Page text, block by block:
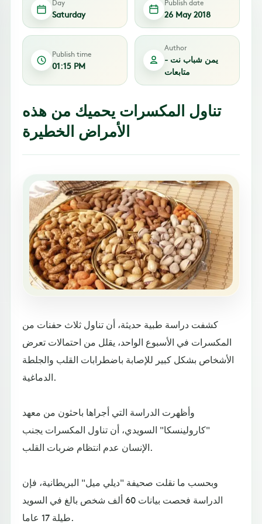
Day
Saturday
Publish date
26 May 2018
Publish time
01:15 PM
Author
يمن شباب نت -
متابعات
تناول المكسرات يحميك من هذه
الأمراض الخطيرة
كشفت دراسة طبية حديثة، أن تناول ثلاث حفنات من
المكسرات في الأسبوع الواحد، يقلل من احتمالات تعرض
الأشخاص بشكل كبير للإصابة باضطرابات القلب والجلطة
الدماغية.
وأظهرت الدراسة التي أجراها باحثون من معهد
"كارولينسكا" السويدي، أن تناول المكسرات يجنب
الإنسان عدم انتظام ضربات القلب.
وبحسب ما نقلت صحيفة "ديلي ميل" البريطانية، فإن
الدراسة فحصت بيانات 60 ألف شخص بالغ في السويد
طيلة 17 عاما.